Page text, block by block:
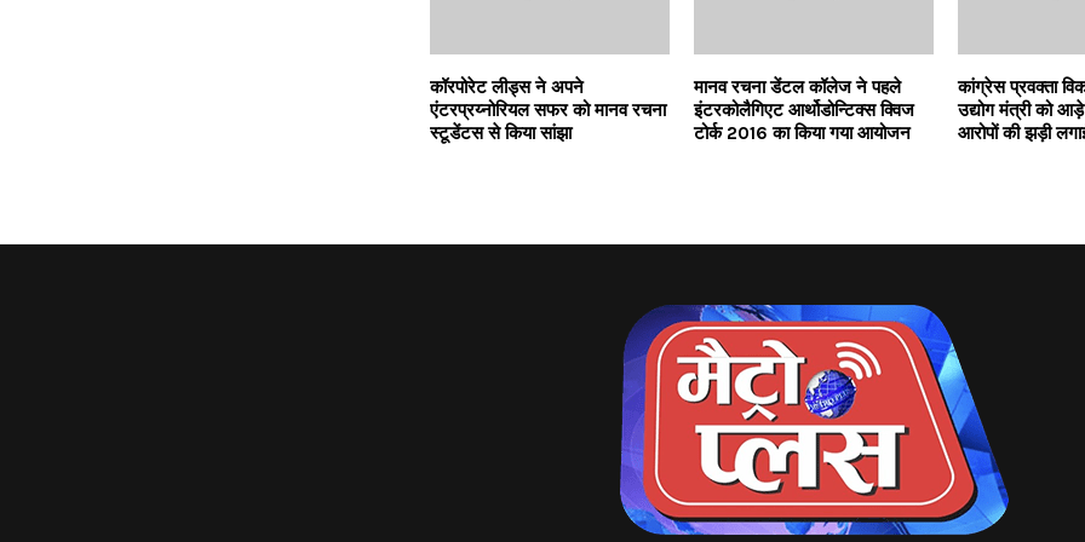
कॉरपोरेट लीड्स ने अपने
एंटरप्रय्नोरियल सफर को मानव रचना
स्टूडेंटस से किया सांझा
मानव रचना डेंटल कॉलेज ने पहले
इंटरकोलैगिएट आर्थोडोन्टिक्स क्विज
टोर्क 2016 का किया गया आयोजन
कांग्रेस प्रवक्ता
उद्योग मंत्री को आड़े
आरोपों की झड़ी